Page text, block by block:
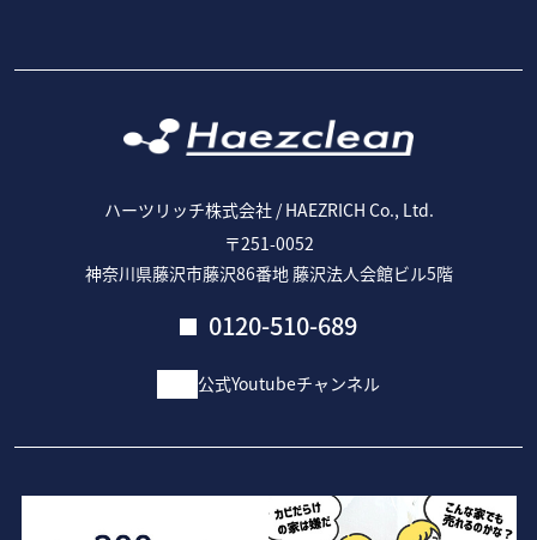
ハーツリッチ株式会社 / HAEZRICH Co., Ltd.
〒251-0052
神奈川県藤沢市藤沢86番地 藤沢法人会館ビル5階
0120-510-689
公式Youtubeチャンネル